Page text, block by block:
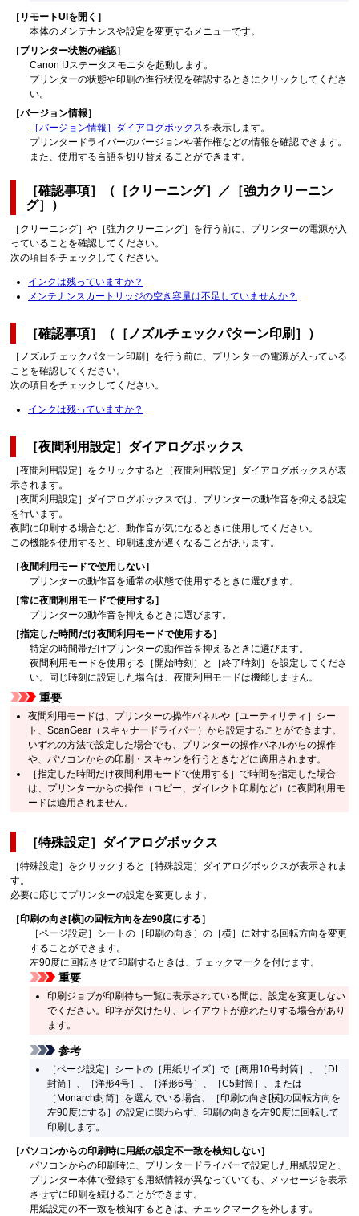
［リモートUIを開く］
本体のメンテナンスや設定を変更するメニューです。
［プリンター状態の確認］
Canon IJステータスモニタを起動します。
プリンターの状態や印刷の進行状況を確認するときにクリックしてくださ
い。
［バージョン情報］
［バージョン情報］ ダイアログボックス を表示します。
プリンタードライバーのバージョンや著作権などの情報を確認できます。
また、使用する言語を切り替えることができます。
［確認事項］ （ ［クリーニング］ ／
［強力クリーニン
グ］ ）
［クリーニング］や ［強力クリーニング］ を行う前に、プリンターの電源が入
っていることを確認してください。
次の項目をチェックしてください。
インクは残っていますか？
メンテナンスカートリッジの空き容量は不足していませんか？
［確認事項］ （ ［ノズルチェックパターン印刷］ ）
［ノズルチェックパターン印刷］ を行う前に、プリンターの電源が入っている
ことを確認してください。
次の項目をチェックしてください。
インクは残っていますか？
［夜間利用設定］ ダイアログボックス
［夜間利用設定］ をクリックすると ［夜間利用設定］ ダイアログボックスが表
示されます。
［夜間利用設定］ ダイアログボックスでは、プリンターの動作音を抑える設定
を行います。
夜間に印刷する場合など、動作音が気になるときに使用してください。
この機能を使用すると、印刷速度が遅くなることがあります。
［夜間利用モードで使用しない］
プリンターの動作音を通常の状態で使用するときに選びます。
［常に夜間利用モードで使用する］
プリンターの動作音を抑えるときに選びます。
［指定した時間だけ夜間利用モードで使用する］
特定の時間帯だけプリンターの動作音を抑えるときに選びます。
夜間利用モードを使用する
［開始時刻］ と ［終了時刻］ を設定してくださ
い。
同じ時刻に設定した場合は、夜間利用モードは機能しません。
重要
夜間利用モードは、 プリンターの操作パネルや ［ユーティリティ］ シー
ト、ScanGear （スキャナードライバー）から設定することができます。
いずれの方法で設定した場合でも、 プリンターの操作パネルからの操作
や、パソコンからの印刷・スキャンを行うときなどに適用されます。
［指定した時間だけ夜間利用モードで使用する］で時間を指定した場合
は、プリンターからの操作（コピー、ダイレクト印刷など）に夜間利用モ
ードは適用されません。
［特殊設定］ ダイアログボックス
［特殊設定］ をクリックすると ［特殊設定］ ダイアログボックスが表示されま
す。
必要に応じてプリンターの設定を変更します。
［印刷の向き[横]の回転方向を左90度にする］
［ページ設定］ シートの ［印刷の向き］の ［横］ に対する回転方向を変更
することができます。
左90度に回転させて印刷するときは、チェックマークを付けます。
重要
印刷ジョブが印刷待ち一覧に表示されている間は、設定を変更しない
でください。印字が欠けたり、レイアウトが崩れたりする場合があり
ます。
参考
［ページ設定］ シートの ［用紙サイズ］で ［商用10号封筒］
［DL
封筒］
［洋形4号］ ［洋形6号］ ［C5封筒］
、または
［Monarch封筒］ を選んでいる場合、
［印刷の向き[横]の回転方向を
左90度にする］の設定に関わらず、印刷の向きを左90度に回転して
印刷します。
［パソコンからの印刷時に用紙の設定不一致を検知しない］
パソコンからの印刷時に、プリンタードライバーで設定した用紙設定と、
プリンター本体で登録する用紙情報が異なっていても、メッセージを表示
させずに印刷を続けることができます。
用紙設定の不一致を検知するときは、チェックマークを外します。